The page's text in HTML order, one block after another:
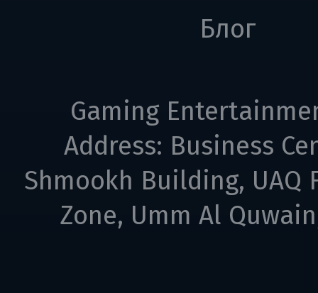
Блог
Gaming
Address: Business
Shmookh Building, UAQ
Zone, Umm Al